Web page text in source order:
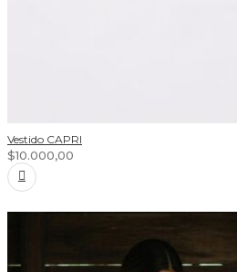
Vestido CAPRI
$10.000,00